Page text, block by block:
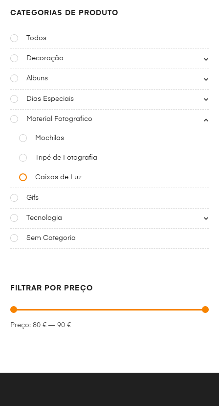
CATEGORIAS DE PRODUTO
Todos
Decoração
Albuns
Dias Especiais
Material Fotografico
Mochilas
Tripé de Fotografia
Caixas de Luz
Gifs
Tecnologia
Sem Categoria
FILTRAR POR PREÇO
Preço: 80 € — 90 €